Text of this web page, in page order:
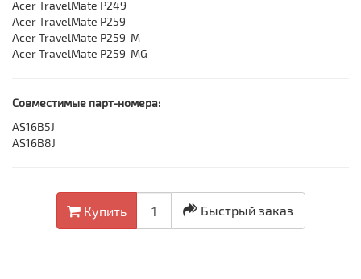
Acer TravelMate P249
Acer TravelMate P259
Acer TravelMate P259-M
Acer TravelMate P259-MG
Совместимые парт-номера:
AS16B5J
AS16B8J
Купить Быстрый заказ